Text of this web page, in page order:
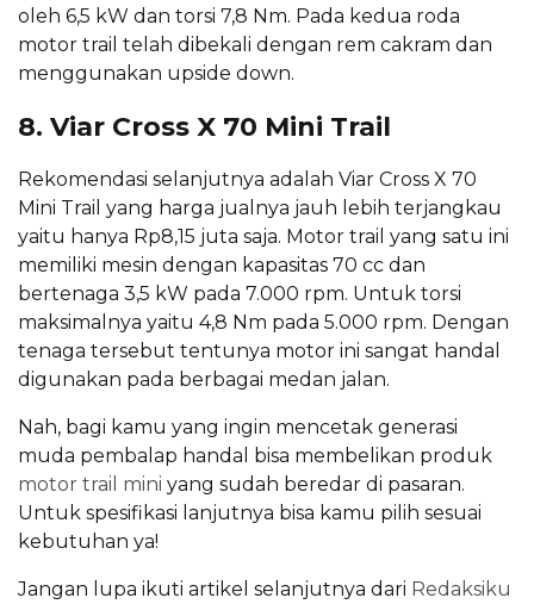
oleh 6,5 kW dan torsi 7,8 Nm. Pada kedua roda
motor trail telah dibekali dengan rem cakram dan
menggunakan upside down.
8. Viar Cross X 70 Mini Trail
Rekomendasi selanjutnya adalah Viar Cross X 70
Mini Trail yang harga jualnya jauh lebih terjangkau
yaitu hanya Rp8,15 juta saja. Motor trail yang satu ini
memiliki mesin dengan kapasitas 70 cc dan
bertenaga 3,5 kW pada 7.000 rpm. Untuk torsi
maksimalnya yaitu 4,8 Nm pada 5.000 rpm. Dengan
tenaga tersebut tentunya motor ini sangat handal
digunakan pada berbagai medan jalan.
Nah, bagi kamu yang ingin mencetak generasi
muda pembalap handal bisa membelikan produk
motor trail mini yang sudah beredar di pasaran.
Untuk spesifikasi lanjutnya bisa kamu pilih sesuai
kebutuhan ya!
Jangan lupa ikuti artikel selanjutnya dari Redaksiku